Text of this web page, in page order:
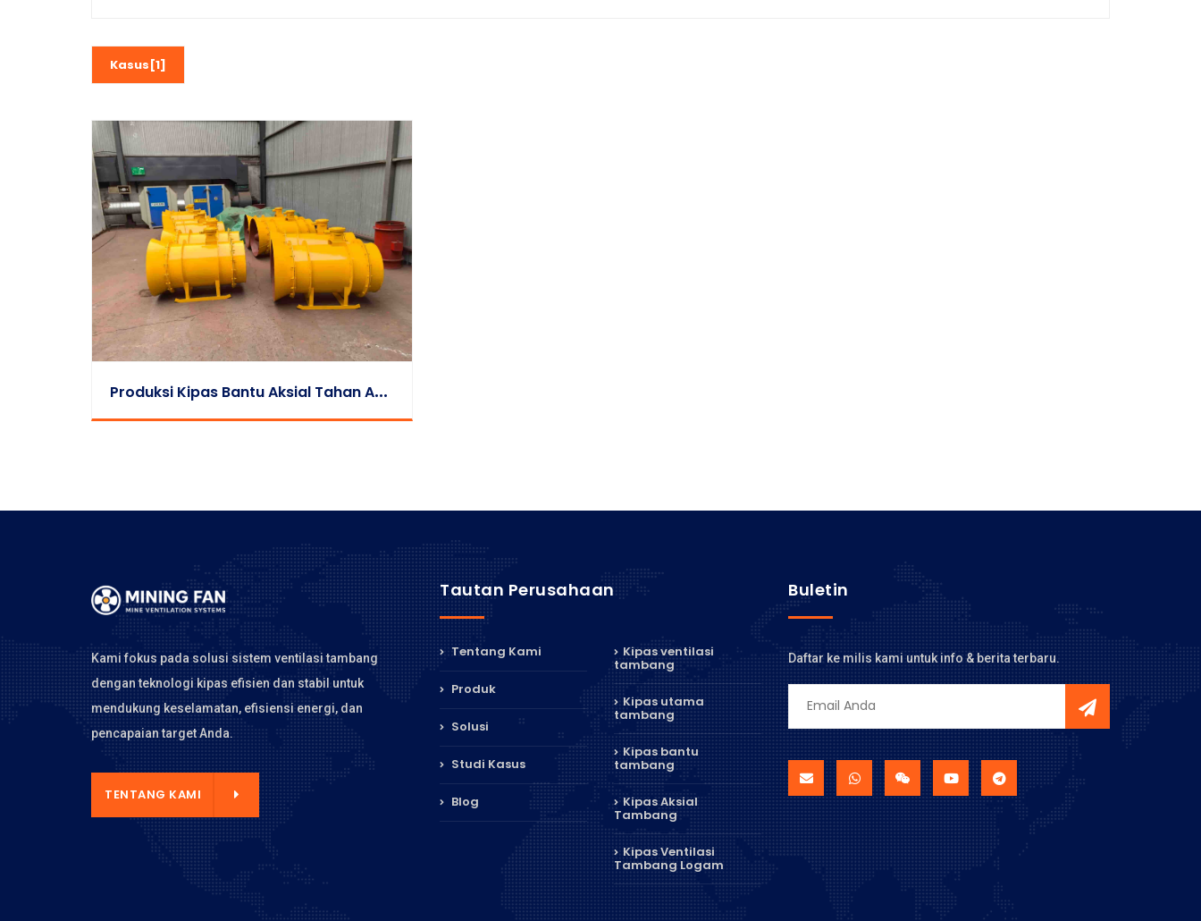
Kasus[1]
P
Roduksi Kipas Bantu Aksial Tahan Api Seri FB
Kami fokus pada solusi sistem ventilasi tambang
dengan teknologi kipas efisien dan stabil untuk
mendukung keselamatan, efisiensi energi, dan
pencapaian target Anda.
TENTANG KAMI
Tautan Perusahaan
Tentang Kami
Produk
Solusi
Studi Kasus
Blog
Kipas ventilasi
tambang
Kipas utama
tambang
Kipas bantu
tambang
Kipas Aksial
Tambang
Kipas Ventilasi
Tambang Logam
Buletin
Daftar ke milis kami untuk info & berita terbaru.